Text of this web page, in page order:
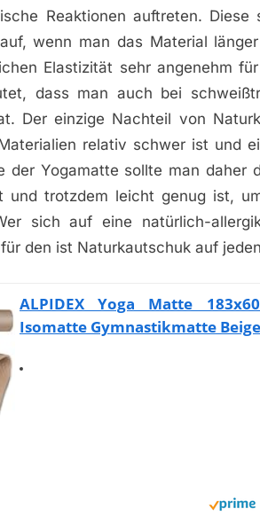
Reaktionen auftreten.
wenn man das Material
Elastizität sehr angenehm
dass man auch bei
Der einzige Nachteil von
relativ schwer ist und
der Yogamatte sollte man daher
und trotzdem leicht genug ist,
sich auf eine natürlich-
den ist Naturkautschuk auf
ALPIDEX Yoga Matte
Isomatte Gymnastikmatte Beige